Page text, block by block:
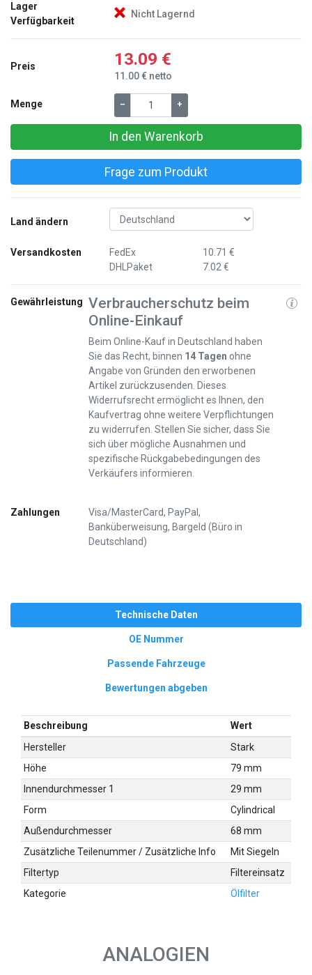
Lager
Verfügbarkeit
Nicht Lagernd
Preis 13.09 €
11.00 € netto
Menge – +
In den Warenkorb
Frage zum Produkt
Land ändern
Versandkosten
FedEx
DHLPaket
10.71 €
7.02 €
Gewährleistung Verbraucherschutz beim
Online-Einkauf
Beim Online-Kauf in Deutschland haben
Sie das Recht, binnen 14 Tagen ohne
Angabe von Gründen den erworbenen
Artikel zurückzusenden. Dieses
Widerrufsrecht ermöglicht es Ihnen, den
Kaufvertrag ohne weitere Verpflichtungen
zu widerrufen. Stellen Sie sicher, dass Sie
sich über mögliche Ausnahmen und
spezifische Rückgabebedingungen des
Verkäufers informieren.
Zahlungen
Visa/MasterCard, PayPal,
Banküberweisung, Bargeld (Büro in
Deutschland)
Technische Daten
OE Nummer
Passende Fahrzeuge
Bewertungen abgeben
Beschreibung
Wert
Hersteller
Stark
Höhe
79 mm
Innendurchmesser 1
29 mm
Form
Cylindrical
Außendurchmesser
68 mm
Zusätzliche Teilenummer / Zusätzliche Info
Mit Siegeln
Filtertyp
Filtereinsatz
Kategorie
Ölfilter
ANALOGIEN